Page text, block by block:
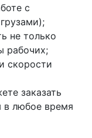
с
не только
рабочих;
скорости
заказать
в любое время